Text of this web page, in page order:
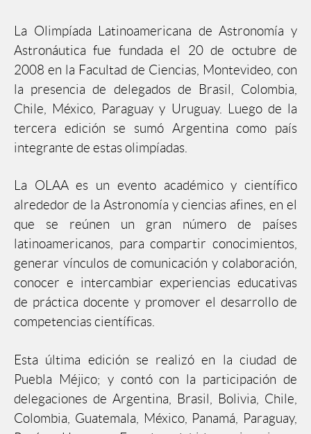
La Olimpíada Latinoamericana de Astronomía y
Astronáutica fue fundada el 20 de octubre de
2008 en la Facultad de Ciencias, Montevideo, con
la presencia de delegados de Brasil, Colombia,
Chile, México, Paraguay y Uruguay. Luego de la
tercera edición se sumó Argentina como país
integrante de estas olimpíadas.
La OLAA es un evento académico y científico
alrededor de la Astronomía y ciencias afines, en el
que se reúnen un gran número de países
latinoamericanos, para compartir conocimientos,
generar vínculos de comunicación y colaboración,
conocer e intercambiar experiencias educativas
de práctica docente y promover el desarrollo de
competencias científicas.
Esta última edición se realizó en la ciudad de
Puebla Méjico; y contó con la participación de
delegaciones de Argentina, Brasil, Bolivia, Chile,
Colombia, Guatemala, México, Panamá, Paraguay,